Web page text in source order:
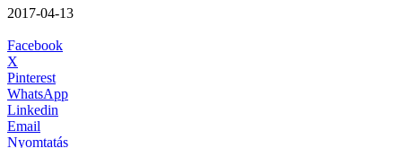
2017-04-13
Facebook
X
Pinterest
WhatsApp
Linkedin
Email
Nyomtatás